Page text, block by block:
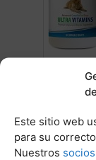
Este sitio web
para su
Nuestros socios
para